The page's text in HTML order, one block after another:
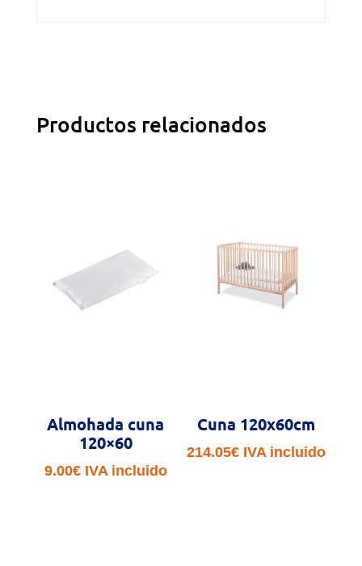
Productos relacionados
Almohada cuna
120×60
9.00€ IVA incluido
Cuna 120x60cm
214.05€ IVA incluido